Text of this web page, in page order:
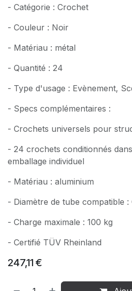
- Catégorie : Crochet
- Couleur : Noir
- Matériau : métal
- Quantité : 24
- Type d'usage : Evènement,
- Specs complémentaires :
- Crochets universels pour
- 24 crochets conditionnés
emballage individuel
- Matériau : aluminium
- Diamètre de tube compatible
- Charge maximale : 100 kg
- Certifié TÜV Rheinland
247,11€